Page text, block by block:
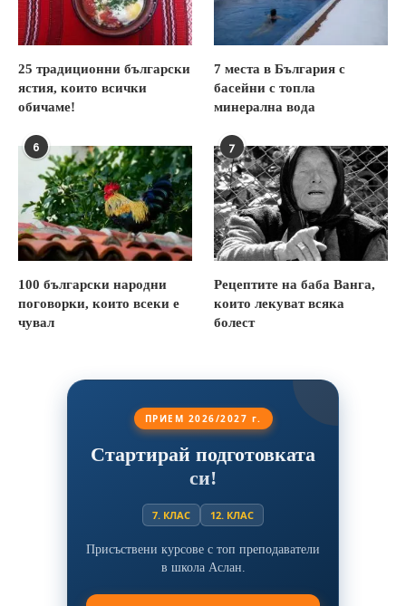
25 традиционни български
ястия, които всички
обичаме!
7 места в България с
басейни с топла
минерална вода
6
100 български народни
поговорки, които всеки е
чувал
7
Рецептите на баба Ванга,
които лекуват всяка
болест
ПРИЕМ 2026/2027 г.
Стартирай подготовката
си!
7. КЛАС 12. КЛАС
Присъствени курсове с топ преподаватели
в школа Аслан.